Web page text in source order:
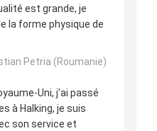
est grande, je
la forme physique de
Petria (Roumanie)
Uni, j'ai passé
à Halking, je suis
son service et